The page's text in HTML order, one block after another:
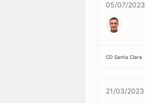
05/07/2023
CD Santa Clara
21/03/2023